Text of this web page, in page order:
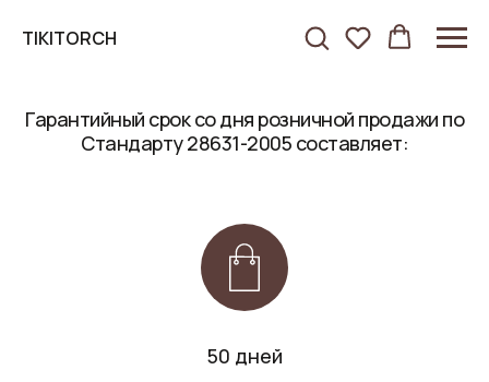
TIKITORCH
Гарантийный срок со дня розничной продажи по
Стандарту 28631-2005 составляет:
50 дней